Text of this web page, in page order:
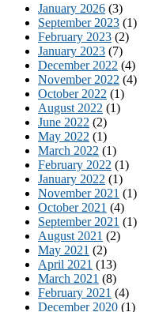
January 2026 (3)
September 2023 (1)
February 2023 (2)
January 2023 (7)
December 2022 (4)
November 2022 (4)
October 2022 (1)
August 2022 (1)
June 2022 (2)
May 2022 (1)
March 2022 (1)
February 2022 (1)
January 2022 (1)
November 2021 (1)
October 2021 (4)
September 2021 (1)
August 2021 (2)
May 2021 (2)
April 2021 (13)
March 2021 (8)
February 2021 (4)
December 2020 (1)